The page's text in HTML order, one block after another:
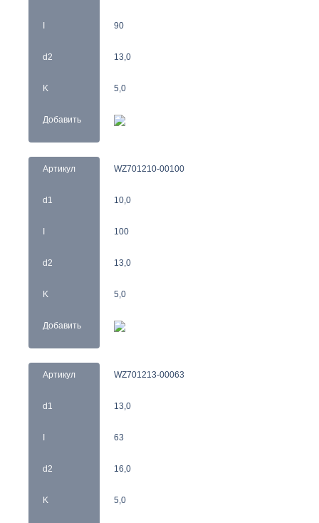
I
d2
K
Добавить
90
13,0
5,0
Артикул
d1
I
d2
K
Добавить
WZ701210-00100
10,0
100
13,0
5,0
Артикул
d1
I
d2
K
WZ701213-00063
13,0
63
16,0
5,0